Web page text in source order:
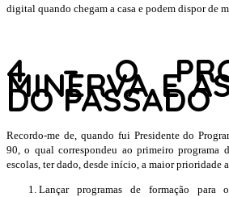
digital quando chegam a casa e podem dispor de
4 –O
MINERVA E
DO PASSADO
Recordo-me de, quando fui Presidente do
90, o qual correspondeu ao primeiro programa
escolas, ter dado, desde início, a maior prioridade
Lançar programas de formação para